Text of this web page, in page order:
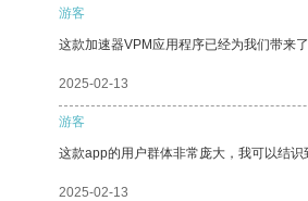
游客
这款加速器VPM应用程序已经为我们带来
2025-02-13
游客
这款app的用户群体非常庞大，我可以结识
2025-02-13